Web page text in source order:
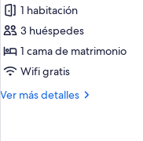
access)
de
Masia
Design
Room
access)
1 habitación
3 huéspedes
1 cama de matrimonio
Wifi gratis
Ver más detalles
Más